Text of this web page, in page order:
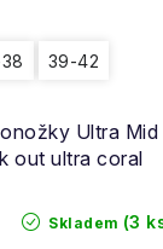
Ultra Mid
out ultra coral
39-42
Skladem (3